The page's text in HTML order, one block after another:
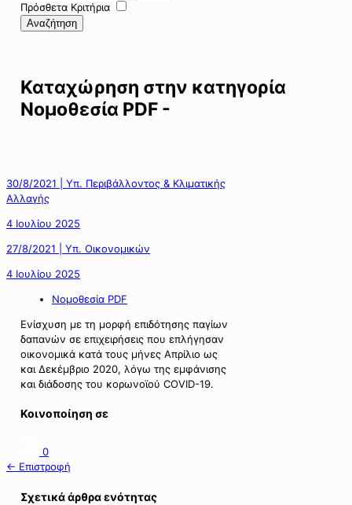
Πρόσθετα Κριτήρια
Αναζήτηση
Καταχώρηση στην κατηγορία
Νομοθεσία PDF -
30/8/2021 | Υπ. Περιβάλλοντος & Κλιματικής
Αλλαγής
4 Ιουλίου 2025
27/8/2021 | Υπ. Οικονομικών
4 Ιουλίου 2025
Νομοθεσία PDF
Ενίσχυση με τη μορφή επιδότησης παγίων
δαπανών σε επιχειρήσεις που επλήγησαν
οικονομικά κατά τους μήνες Απρίλιο ως
και Δεκέμβριο 2020, λόγω της εμφάνισης
και διάδοσης του κορωνοϊού COVID-19.
Κοινοποίηση σε
0
← Επιστροφή
Σχετικά άρθρα ενότητας